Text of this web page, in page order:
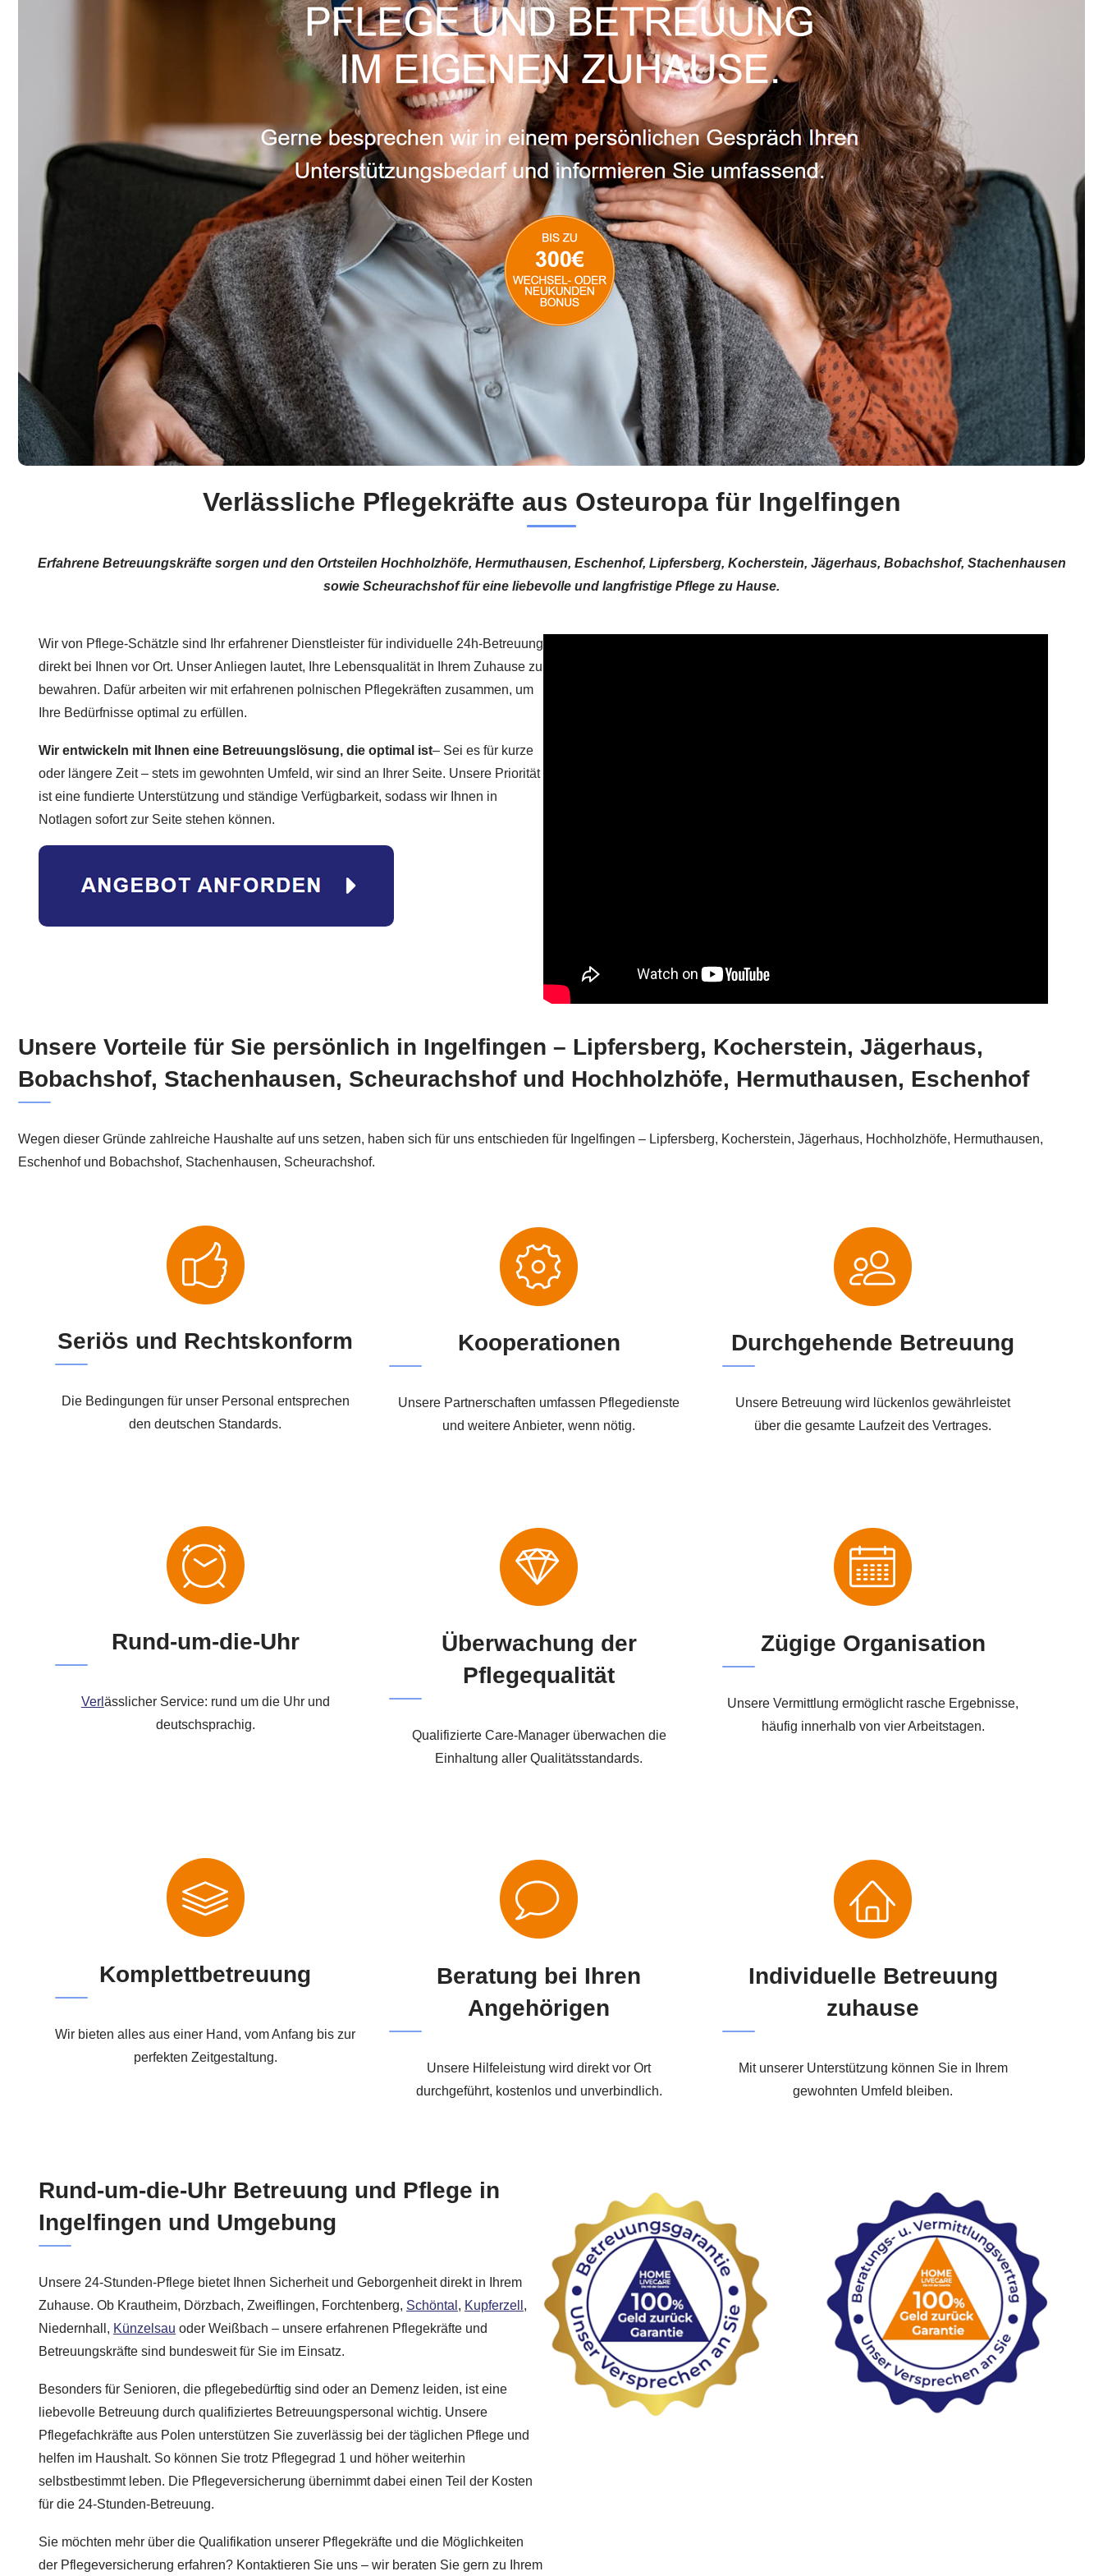
Verlässliche Pflegekräfte aus Osteuropa für Ingelfingen
Erfahrene Betreuungskräfte sorgen und den Ortsteilen Hochholzhöfe, Hermuthausen, Eschenhof, Lipfersberg, Kocherstein, Jägerhaus, Bobachshof, Stachenhausen
sowie Scheurachshof für eine liebevolle und langfristige Pflege zu Hause.
Wir von Pflege-Schätzle sind Ihr erfahrener Dienstleister für individuelle 24h-Betreuung
direkt bei Ihnen vor Ort. Unser Anliegen lautet, Ihre Lebensqualität in Ihrem Zuhause zu
bewahren. Dafür arbeiten wir mit erfahrenen polnischen Pflegekräften zusammen, um
Ihre Bedürfnisse optimal zu erfüllen.
Wir entwickeln mit Ihnen eine Betreuungslösung, die optimal ist– Sei es für kurze
oder längere Zeit – stets im gewohnten Umfeld, wir sind an Ihrer Seite. Unsere Priorität
ist eine fundierte Unterstützung und ständige Verfügbarkeit, sodass wir Ihnen in
Notlagen sofort zur Seite stehen können.
Unsere Vorteile für Sie persönlich in Ingelfingen – Lipfersberg, Kocherstein, Jägerhaus,
Bobachshof, Stachenhausen, Scheurachshof und Hochholzhöfe, Hermuthausen, Eschenhof
Wegen dieser Gründe zahlreiche Haushalte auf uns setzen, haben sich für uns entschieden für Ingelfingen – Lipfersberg, Kocherstein, Jägerhaus, Hochholzhöfe, Hermuthausen,
Eschenhof und Bobachshof, Stachenhausen, Scheurachshof.
Seriös und Rechtskonform
Die Bedingungen für unser Personal entsprechen
den deutschen Standards.
Kooperationen
Unsere Partnerschaften umfassen Pflegedienste
und weitere Anbieter, wenn nötig.
Durchgehende Betreuung
Unsere Betreuung wird lückenlos gewährleistet
über die gesamte Laufzeit des Vertrages.
Rund-um-die-Uhr
Verl ässlicher Service: rund um die Uhr und
deutschsprachig.
Überwachung der
Pflegequalität
Qualifizierte Care-Manager überwachen die
Einhaltung aller Qualitätsstandards.
Zügige Organisation
Unsere Vermittlung ermöglicht rasche Ergebnisse,
häufig innerhalb von vier Arbeitstagen.
Komplettbetreuung
Wir bieten alles aus einer Hand, vom Anfang bis zur
perfekten Zeitgestaltung.
Beratung bei Ihren
Angehörigen
Unsere Hilfeleistung wird direkt vor Ort
durchgeführt, kostenlos und unverbindlich.
Individuelle Betreuung
zuhause
Mit unserer Unterstützung können Sie in Ihrem
gewohnten Umfeld bleiben.
Rund-um-die-Uhr Betreuung und Pflege in
Ingelfingen und Umgebung
Unsere 24-Stunden-Pflege bietet Ihnen Sicherheit und Geborgenheit direkt in Ihrem
Zuhause. Ob Krautheim, Dörzbach, Zweiflingen, Forchtenberg, Schöntal , Kupferzell ,
Niedernhall, Künzelsau oder Weißbach – unsere erfahrenen Pflegekräfte und
Betreuungskräfte sind bundesweit für Sie im Einsatz.
Besonders für Senioren, die pflegebedürftig sind oder an Demenz leiden, ist eine
liebevolle Betreuung durch qualifiziertes Betreuungspersonal wichtig. Unsere
Pflegefachkräfte aus Polen unterstützen Sie zuverlässig bei der täglichen Pflege und
helfen im Haushalt. So können Sie trotz Pflegegrad 1 und höher weiterhin
selbstbestimmt leben. Die Pflegeversicherung übernimmt dabei einen Teil der Kosten
für die 24-Stunden-Betreuung.
Sie möchten mehr über die Qualifikation unserer Pflegekräfte und die Möglichkeiten
der Pflegeversicherung erfahren? Kontaktieren Sie uns – wir beraten Sie gern zu Ihrem